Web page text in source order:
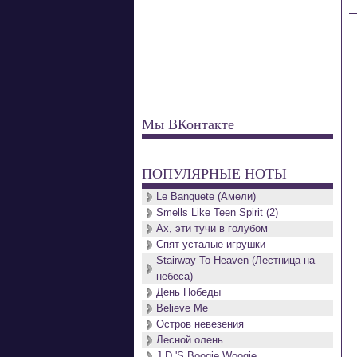
Мы ВКонтакте
ПОПУЛЯРНЫЕ НОТЫ
Le Banquete (Амели)
Smells Like Teen Spirit (2)
Ах, эти тучи в голубом
Спят усталые игрушки
Stairway To Heaven (Лестница на
небеса)
День Победы
Believe Me
Остров невезения
Лесной олень